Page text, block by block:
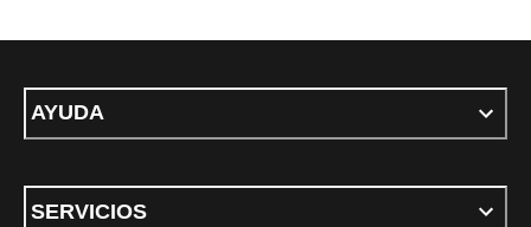
AYUDA
SERVICIOS